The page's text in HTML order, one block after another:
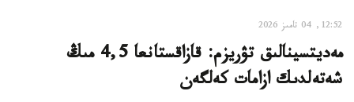
12:52, 04 تامىز 2026
مەديتسينالىق تۋريزم: قازاقستانعا 4,5 مىڭ
شەتەلدىك ازامات كەلگەن